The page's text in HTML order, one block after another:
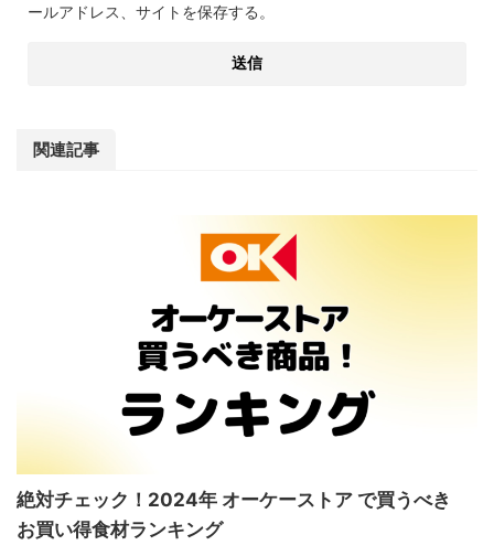
ールアドレス、サイトを保存する。
関連記事
絶対チェック！2024年 オーケーストア で買うべき
お買い得食材ランキング